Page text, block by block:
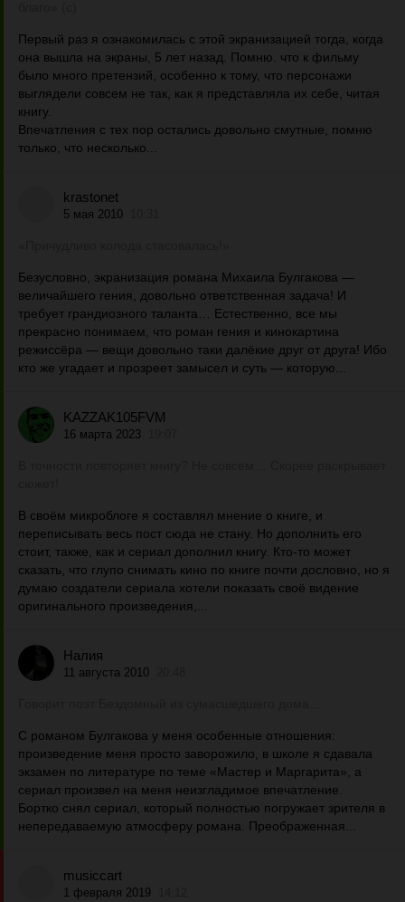
Первый раз я ознакомилась с этой экранизацией тогда, когда
она вышла на экраны, 5 лет назад. Помню. что к фильму
было много претензий, особенно к тому, что персонажи
выглядели совсем не так, как я представляла их себе, читая
книгу.
Впечатления с тех пор остались довольно смутные, помню
только, что несколько...
krastonet
5 мая 2010
Безусловно, экранизация романа Михаила Булгакова —
величайшего гения, довольно ответственная задача! И
требует грандиозного таланта… Естественно, все мы
прекрасно понимаем, что роман гения и кинокартина
режиссёра — вещи довольно таки далёкие друг от друга! Ибо
кто же угадает и прозреет замысел и суть — которую...
KAZZAK105FVM
16 марта 2023
В своём микроблоге я составлял мнение о книге, и
переписывать весь пост сюда не стану. Но дополнить его
стоит, также, как и сериал дополнил книгу. Кто-то может
сказать, что глупо снимать кино по книге почти дословно, но я
думаю создатели сериала хотели показать своё видение
оригинального произведения,...
Налия
11 августа 2010
С романом Булгакова у меня особенные отношения:
произведение меня просто заворожило, в школе я сдавала
экзамен по литературе по теме «Мастер и Маргарита», а
сериал произвел на меня неизгладимое впечатление.
Бортко снял сериал, который полностью погружает зрителя в
непередаваемую атмосферу романа. Преображенная...
musiccart
1 февраля 2019